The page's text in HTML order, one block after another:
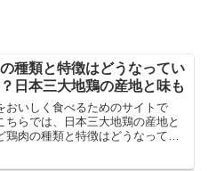
種類と特徴はどうなってい
日本三大地鶏の産地と味も
おいしく食べるためのサイトで
ちらでは、日本三大地鶏の産地と
鶏肉の種類と特徴はどうなってい